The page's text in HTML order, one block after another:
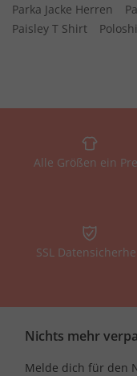
Parka Jacke Herren
Paisley T Shirt
Alle Größen ein
SSL
Nichts mehr
Melde dich für den